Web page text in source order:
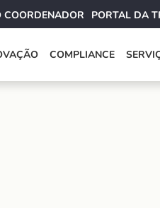
COORDENADOR PORTAL DA
COMPLIANCE